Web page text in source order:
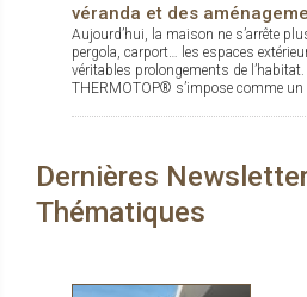
véranda et des
Aujourd’hui, la maison ne s’arrête
pergola, carport… les espaces
véritables prolongements de l’habitat.
THERMOTOP® s’impose comme un
Dernières
Thématiques